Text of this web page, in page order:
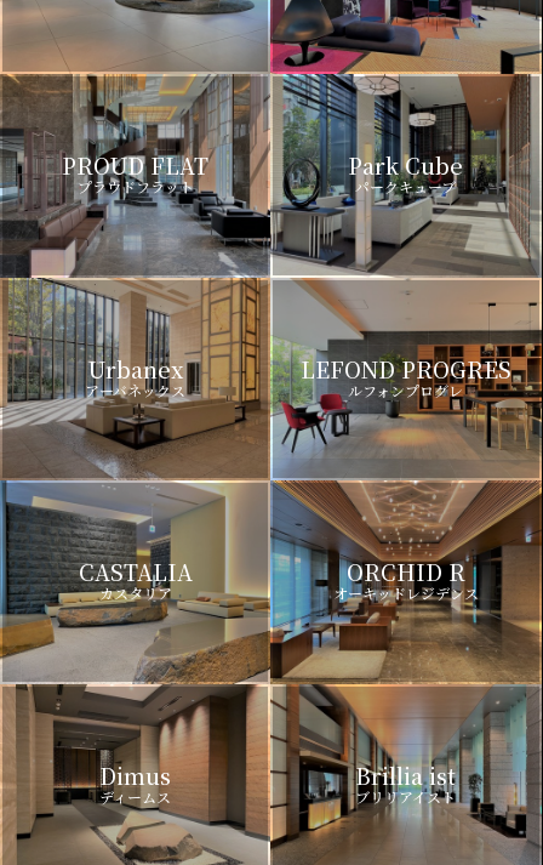
PROUD FLAT
プラウドフラット
Park Cube
パークキューブ
Urbanex
アーバネックス
LEFOND PROGRES
ルフォンプログレ
CASTALIA
カスタリア
ORCHID R
オーキッドレジデンス
Dimus
ディームス
Brillia ist
ブリリアイスト